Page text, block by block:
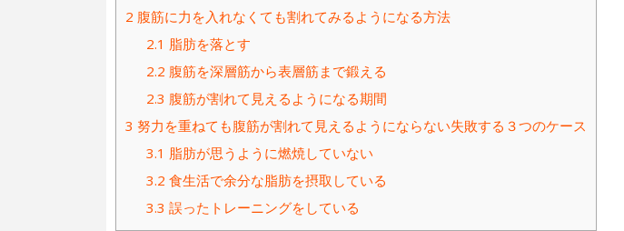
2 腹筋に力を入れなくても割れてみるようになる方法
2.1 脂肪を落とす
2.2 腹筋を深層筋から表層筋まで鍛える
2.3 腹筋が割れて見えるようになる期間
3 努力を重ねても腹筋が割れて見えるようにならない失敗する３つのケース
3.1 脂肪が思うように燃焼していない
3.2 食生活で余分な脂肪を摂取している
3.3 誤ったトレーニングをしている